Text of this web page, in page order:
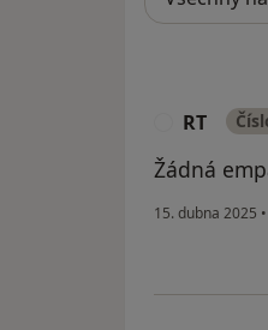
RT
Žádná
15. dubna 2025 •